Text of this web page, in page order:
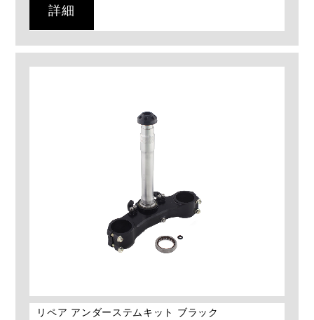
詳細
リペア アンダーステムキット ブラック